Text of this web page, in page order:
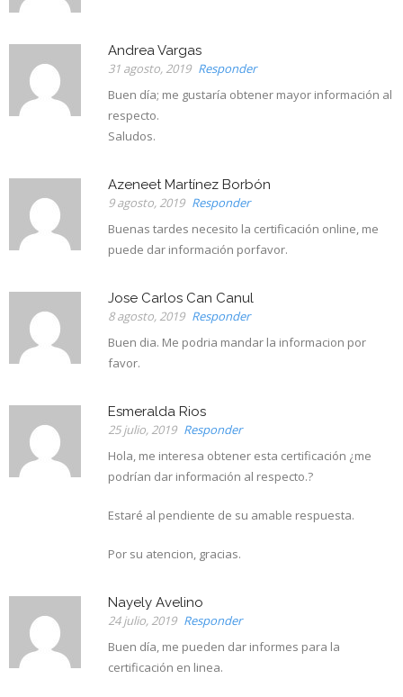
Andrea Vargas
31 agosto, 2019 Responder
Buen día; me gustaría obtener mayor información al
respecto.
Saludos.
Azeneet Martínez Borbón
9 agosto, 2019 Responder
Buenas tardes necesito la certificación online, me
puede dar información porfavor.
Jose Carlos Can Canul
8 agosto, 2019 Responder
Buen dia. Me podria mandar la informacion por
favor.
Esmeralda Rios
25 julio, 2019 Responder
Hola, me interesa obtener esta certificación ¿me
podrían dar información al respecto.?
Estaré al pendiente de su amable respuesta.
Por su atencion, gracias.
Nayely Avelino
24 julio, 2019 Responder
Buen día, me pueden dar informes para la
certificación en linea.